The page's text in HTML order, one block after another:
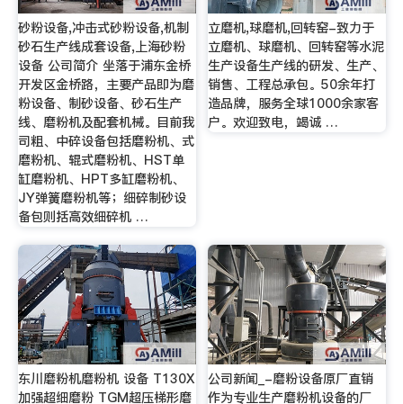
砂粉设备,冲击式砂粉设备,机制
砂石生产线成套设备,上海砂粉
设备 公司简介 坐落于浦东金桥
开发区金桥路，主要产品即为磨
粉设备、制砂设备、砂石生产
线、磨粉机及配套机械。目前我
司粗、中碎设备包括磨粉机、式
磨粉机、辊式磨粉机、HST单
缸磨粉机、HPT多缸磨粉机、
JY弹簧磨粉机等；细碎制砂设
备包则括高效细碎机 …
立磨机,球磨机,回转窑-致力于
立磨机、球磨机、回转窑等水泥
生产设备生产线的研发、生产、
销售、工程总承包。50余年打
造品牌，服务全球1000余家客
户。欢迎致电，竭诚 …
东川磨粉机磨粉机 设备 T130X
加强超细磨粉 TGM超压梯形磨
公司新闻_-磨粉设备原厂直销
作为专业生产磨粉机设备的厂